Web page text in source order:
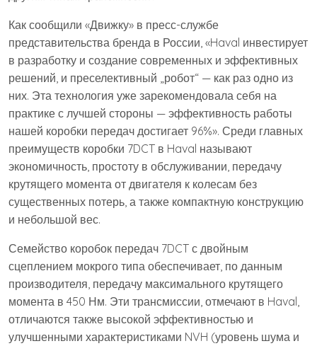
Как сообщили «Движку» в пресс-службе
представительства бренда в России, «Haval инвестирует
в разработку и создание современных и эффективных
решений, и преселективный „робот“ — как раз одно из
них. Эта технология уже зарекомендовала себя на
практике с лучшей стороны — эффективность работы
нашей коробки передач достигает 96%». Среди главных
пре­имуществ коробки 7DCT в Haval называют
экономичность, простоту в обслуживании, передачу
крутящего момента от двигателя к колесам без
существенных потерь, а также компактную конструкцию
и небольшой вес.
Семейство коробок передач 7DCT с двойным
сцеплением мокрого типа обеспечивает, по данным
производителя, передачу максимального крутящего
момента в 450 Нм. Эти трансмиссии, отмечают в Haval,
отличаются также высокой эффективностью и
улучшенными характеристиками NVH (уровень шума и